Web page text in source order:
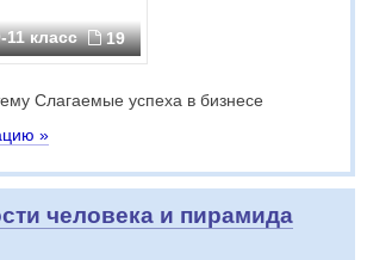
11 класс 19
Слагаемые успеха в бизнесе
»
человека и пирамида